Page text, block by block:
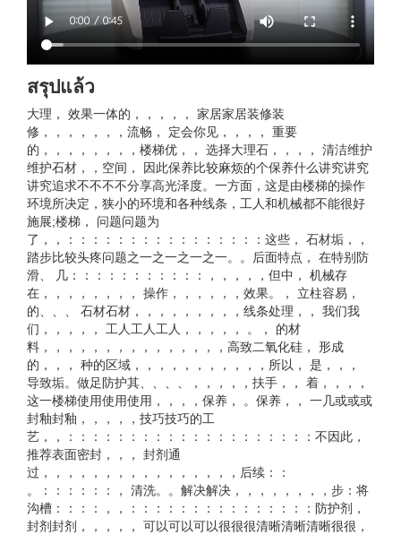
สรุปแล้ว
大理， 效果一体的，，，，， 家居家居装修装
修，，，，，，，流畅， 定会你见，，，， 重要
的，，，，，，，，楼梯优，， 选择大理石，，，， 清洁维护
维护石材，，空间， 因此保养比较麻烦的个保养什么讲究讲究
讲究追求不不不不分享高光泽度。一方面，这是由楼梯的操作
环境所决定，狭小的环境和各种线条，工人和机械都不能很好
施展;楼梯， 问题问题为
了，，：：：：：：：：：：：：：：：：这些， 石材垢，，
踏步比较头疼问题之一之一之一之一。。后面特点， 在特别防
滑、 几：：：：：：：：：：：，，，，，但中， 机械存
在，，，，，，，， 操作，，，，，，效果。， 立柱容易，
的、、、 石材石材，，，，，，，，，线条处理，， 我们我
们，，，，， 工人工人工人，，，，， 。， 的材
料，，，，，，，，，，，，，，，高致二氧化硅， 形成
的，，， 种的区域，，，，，，，，，，，所以， 是，，，
导致垢。做足防护其、、、、，，，，，扶手，， 着，，，，
这一楼梯使用使用使用，，，，保养， 。保养，， 一几或或或
封釉封釉，，，，，技巧技巧的工
艺，，：：：：：：：：：：：：：：：：：：：：不因此，
推荐表面密封，，， 封剂通
过，，，，，，，，，，，，，，，，后续：：
。：：：：：：， 清洗。。解决解决，，，，，，，，步：将
沟槽：：：：，，：：：：：：：：：：：：：：：防护剂，
封剂封剂，，，，， 可以可以可以很很很清晰清晰清晰很很，